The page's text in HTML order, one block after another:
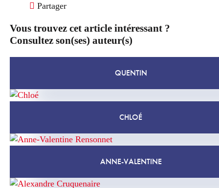
Partager
Vous trouvez cet article intéressant ?
Consultez son(ses) auteur(s)
QUENTIN
CHLOÉ
ANNE-VALENTINE